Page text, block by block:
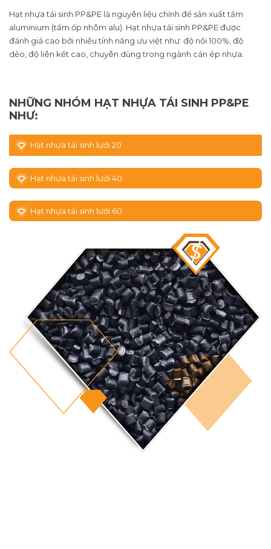
Hạt nhựa tái sinh PP&PE là nguyên liệu chính để sản xuất tấm
aluminium (tấm ốp nhôm alu). Hạt nhựa tái sinh PP&PE được
đánh giá cao bởi nhiều tính năng ưu việt như: độ nổi 100%, độ
dẻo, độ liên kết cao, chuyên dùng trong ngành cán ép nhựa.
NHỮNG NHÓM HẠT NHỰA TÁI SINH PP&PE
NHƯ:
Hạt nhựa tái sinh lưới 20
Hạt nhựa tái sinh lưới 40
Hạt nhựa tái sinh lưới 60